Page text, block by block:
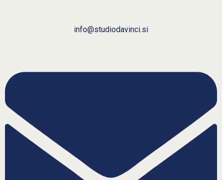
info@studiodavinci.si